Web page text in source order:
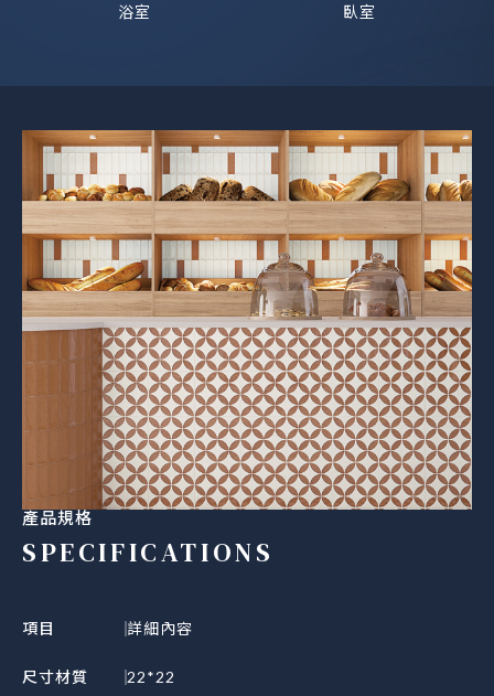
浴室 臥室
產品規格
SPECIFICATIONS
項目 詳細內容
尺寸材質 22*22